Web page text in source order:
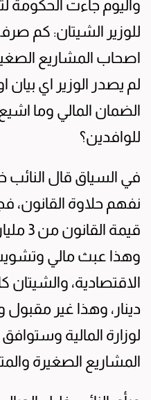
واليوم جاءت الحكومة
للوزير الشيتان: كم
اصحاب المشاريع
لم يصدر الوزير اي
الضمان المالي وما
للوافدين؟
في السياق قال النائب
نفهم حلاوة القانون،
وهذا عبث مالي
دينار، وهذا غير
لوزارة المالية
المشاريع الصغيرة